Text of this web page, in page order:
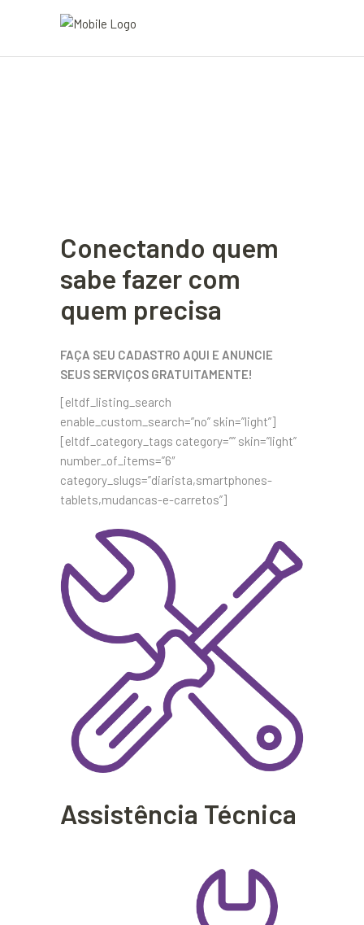
Conectando quem
sabe fazer com
quem precisa
FAÇA SEU CADASTRO AQUI E ANUNCIE
SEUS SERVIÇOS GRATUITAMENTE!
[eltdf_listing_search
enable_custom_search=”no” skin=”light”]
[eltdf_category_tags category=”” skin=”light”
number_of_items=”6″
category_slugs=”diarista,smartphones-
tablets,mudancas-e-carretos”]
Assistência Técnica